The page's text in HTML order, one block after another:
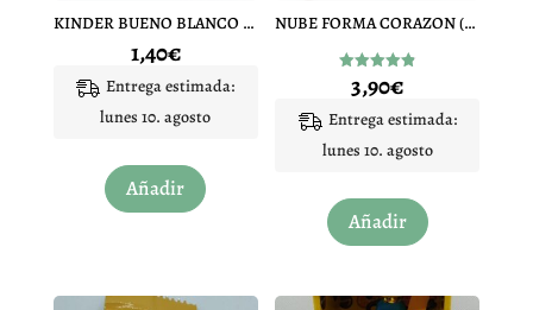
KINDER BUENO BLANCO 1 UNIDAD
1,40€
Entrega estimada:
lunes 10. agosto
Añadir
NUBE FORMA CORAZON (CHOCOLATE 15 UNIDADES)
Valorado
con
de 5
3,90€
Entrega estimada:
lunes 10. agosto
Añadir